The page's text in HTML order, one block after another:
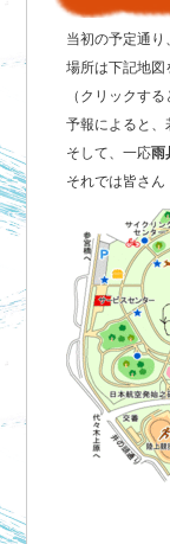
当初の予定通り
場所は下記地図
（クリックする
予報によると、
そして、一応雨
それでは皆さ